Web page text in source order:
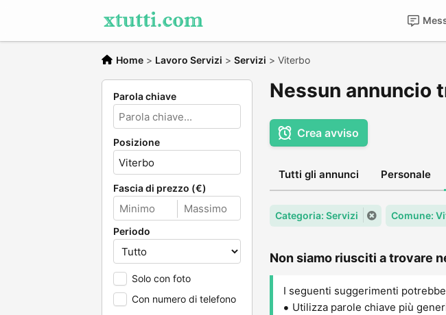
Home > Lavoro Servizi > Servizi > Viterbo
Parola chiave
Posizione
Fascia di prezzo (€)
Periodo
Solo con foto
Con numero di telefono
Nessun annuncio
Crea avviso
Tutti gli annunci Personale
Categoria: Servizi Comune:
Non siamo riusciti a trovare
I seguenti suggerimenti
Utilizza parole chiave più